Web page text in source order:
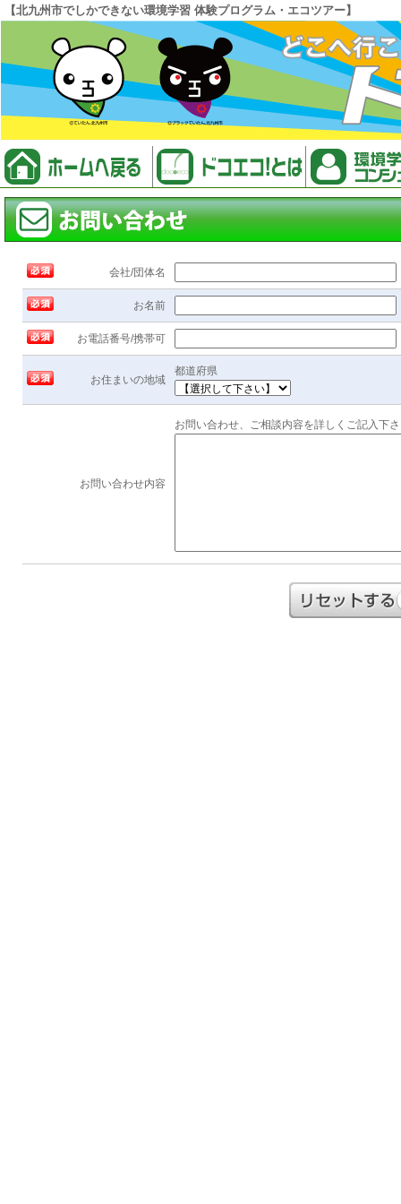
【北九州市でしかできない環境学習 体験プログラム・エコツアー】
会社/団体名
お名前
お電話番号/携帯可
お住まいの地域
都道府県
お問い合わせ内容
お問い合わせ、ご相談内容を詳しくご記入下